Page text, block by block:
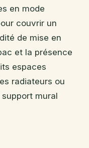
en mode
couvrir un
de mise en
et la présence
espaces
radiateurs ou
mural